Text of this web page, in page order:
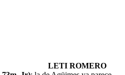
LETI ROMERO